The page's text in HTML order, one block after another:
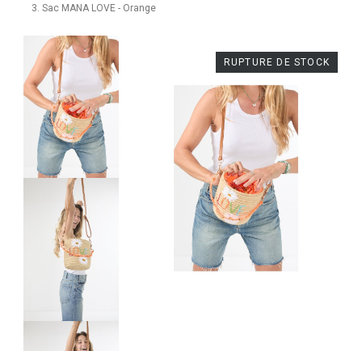
Sac MANA LOVE - Orange
RUPTURE DE STOCK